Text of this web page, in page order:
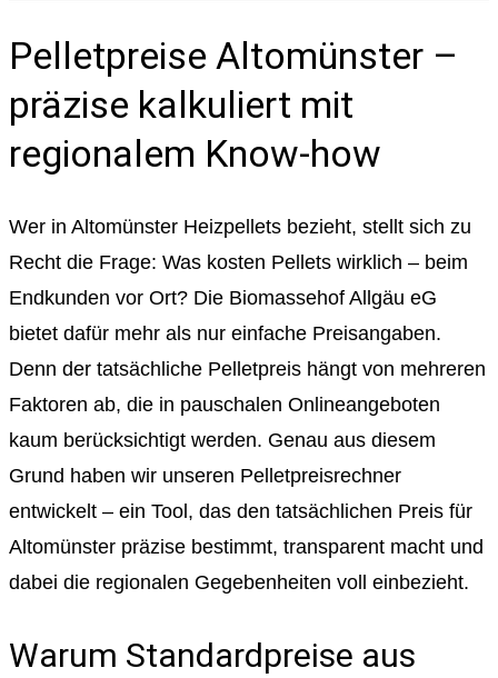
Pelletpreise Altomünster –
präzise kalkuliert mit
regionalem Know-how
Wer in Altomünster Heizpellets bezieht, stellt sich zu
Recht die Frage: Was kosten Pellets wirklich – beim
Endkunden vor Ort? Die Biomassehof Allgäu eG
bietet dafür mehr als nur einfache Preisangaben.
Denn der tatsächliche Pelletpreis hängt von mehreren
Faktoren ab, die in pauschalen Onlineangeboten
kaum berücksichtigt werden. Genau aus diesem
Grund haben wir unseren Pelletpreisrechner
entwickelt – ein Tool, das den tatsächlichen Preis für
Altomünster präzise bestimmt, transparent macht und
dabei die regionalen Gegebenheiten voll einbezieht.
Warum Standardpreise aus